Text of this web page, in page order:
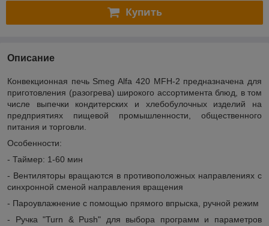
Купить
Описание
Конвекционная печь Smeg Alfa 420 MFH-2 предназначена для
приготовления (разогрева) широкого ассортимента блюд, в том
числе выпечки кондитерских и хлебобулочных изделий на
предприятиях пищевой промышленности, общественного
питания и торговли.
Особенности:
- Таймер: 1-60 мин
- Вентиляторы вращаются в противоположных направлениях с
синхронной сменой направления вращения
- Пароувлажнение с помощью прямого впрыска, ручной режим
- Ручка "Turn & Push" для выбора программ и параметров